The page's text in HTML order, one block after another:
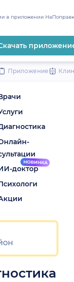
content
в приложении
Приложение
доктор